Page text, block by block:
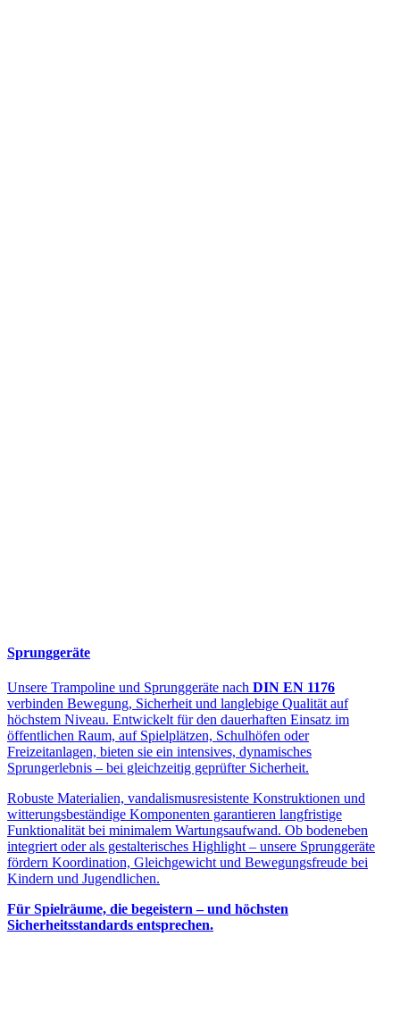
Sprunggeräte
Unsere Trampoline und Sprunggeräte nach DIN EN 1176
verbinden Bewegung, Sicherheit und langlebige Qualität auf
höchstem Niveau. Entwickelt für den dauerhaften Einsatz im
öffentlichen Raum, auf Spielplätzen, Schulhöfen oder
Freizeitanlagen, bieten sie ein intensives, dynamisches
Sprungerlebnis – bei gleichzeitig geprüfter Sicherheit.
Robuste Materialien, vandalismusresistente Konstruktionen und
witterungsbeständige Komponenten garantieren langfristige
Funktionalität bei minimalem Wartungsaufwand. Ob bodeneben
integriert oder als gestalterisches Highlight – unsere Sprunggeräte
fördern Koordination, Gleichgewicht und Bewegungsfreude bei
Kindern und Jugendlichen.
Für Spielräume, die begeistern – und höchsten
Sicherheitsstandards entsprechen.